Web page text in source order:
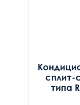
сплит-
типа